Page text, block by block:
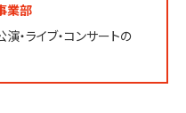
業部
・ライブ・コンサートの